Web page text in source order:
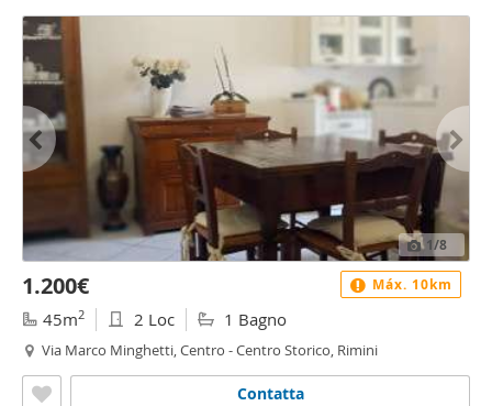
1/8
1.200€
45m2 2 Loc 1 Bagno
Via Marco Minghetti, Centro - Centro Storico, Rimini
Contatta
Máx. 10km